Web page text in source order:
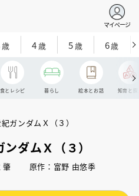
マイページ
歳 4歳 5歳 6歳
食とレシピ 暮らし 絵本とお話 知育と探
ダムＸ（３）
肇 原作：富野 由悠季